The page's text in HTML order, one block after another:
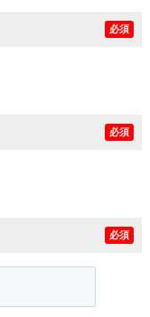
必須
必須
必須